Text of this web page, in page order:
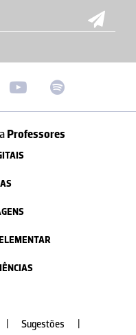
Professores
Sugestões